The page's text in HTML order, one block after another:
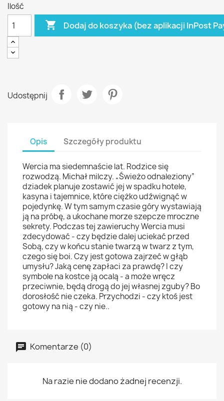
Ilość
 Dodaj do koszyka (bez aplikacji InPost
Udostępnij
Opis Szczegóły produktu
Wercia ma siedemnaście lat. Rodzice się
rozwodzą. Michał milczy. „Świeżo odnaleziony”
dziadek planuje zostawić jej w spadku hotele,
kasyna i tajemnice, które ciężko udźwignąć w
pojedynkę. W tym samym czasie góry wystawiają
ją na próbę, a ukochane morze szepcze mroczne
sekrety. Podczas tej zawieruchy Wercia musi
zdecydować - czy będzie dalej uciekać przed
Sobą, czy w końcu stanie twarzą w twarz z tym,
czego się boi.Czy jest gotowa zajrzeć w głąb
umysłu? Jaką cenę zapłaci za prawdę? I czy
symbole na kostce ją ocalą - a może wręcz
przeciwnie, będą drogą do jej własnej zguby?Bo
dorosłość nie czeka. Przychodzi - czy ktoś jest
gotowy na nią - czy nie..
Komentarze (0)
Na razie nie dodano żadnej recenzji.